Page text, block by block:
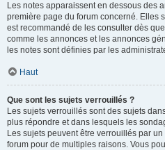
Les notes apparaissent en dessous des
première page du forum concerné. Elles
est recommandé de les consulter dès
comme les annonces et les annonces
les notes sont définies par les
Haut
Que sont les sujets verrouillés ?
Les sujets verrouillés sont des sujets
plus répondre et dans lesquels les
Les sujets peuvent être verrouillés par
forum pour de multiples raisons. Vous